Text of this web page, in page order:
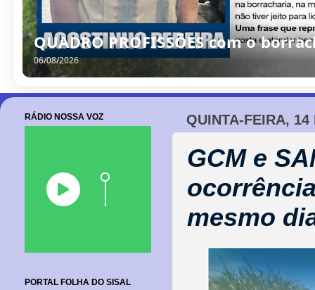
QUADRO PROFISSÕES com o
06/08/2026
QUINTA-FEIRA,
GCM e
mesmo
RÁDIO NOSSA VOZ
PORTAL FOLHA DO SISAL